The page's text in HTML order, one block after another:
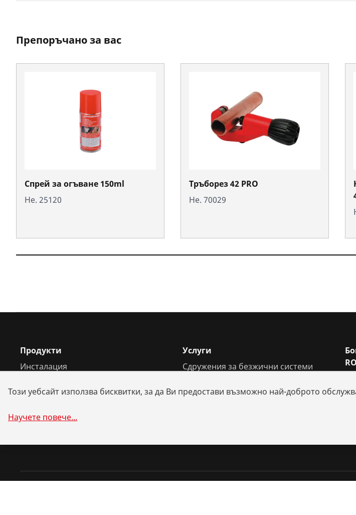
Препоръчано за вас
Спрей за огъване 150ml
Не. 25120
Тръборез 42 PRO
Не. 70029
Продукти
Инсталация
Хладилна и климатична техника
Универсални инструменти
Услуги
Сдружения за безжични системи
Системни решения
Този уебсайт използва бисквитки, за да Ви предостави възможно най-доброто
Научете повече...